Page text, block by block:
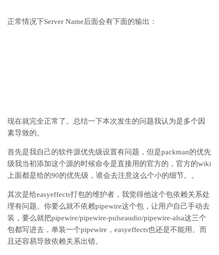
正常情况下Server Name后面会有下面的输出：
现在就完全正常了。总结一下本次发生的问题我认为是多个因
素导致的。
首先是我自己的软件源优先级设置有问题，但是packman的优先
级我当初添加这个源的时候命令是直接用的官方的，官方的wiki
上面都是给的90的优先级，谁会去注意这么个小的细节。。
其次是给easyeffects打包的维护者，我觉得他这个包依赖关系处
理有问题。你要么就不依赖pipewire这个包，让用户自己手动去
装，要么就把pipewire/pipewire-pulseaudio/pipewire-alsa这三个
包都写进去，单装一个pipewire，easyeffects也还是不能用。而
且还容易导致依赖关系出错。